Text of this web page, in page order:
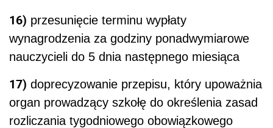
16) przesunięcie terminu wypłaty
wynagrodzenia za godziny ponadwymiarowe
nauczycieli do 5 dnia następnego miesiąca
17) doprecyzowanie przepisu, który upoważnia
organ prowadzący szkołę do określenia zasad
rozliczania tygodniowego obowiązkowego